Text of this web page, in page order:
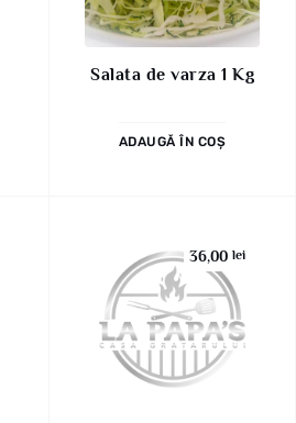
Salata de varza 1 Kg
ADAUGĂ ÎN COȘ
36,00lei